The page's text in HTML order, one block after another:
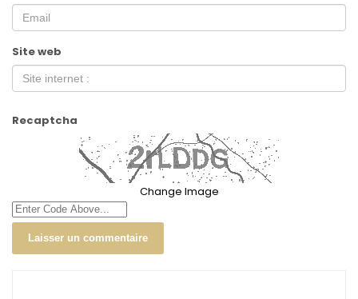
Site web
Recaptcha
Change Image